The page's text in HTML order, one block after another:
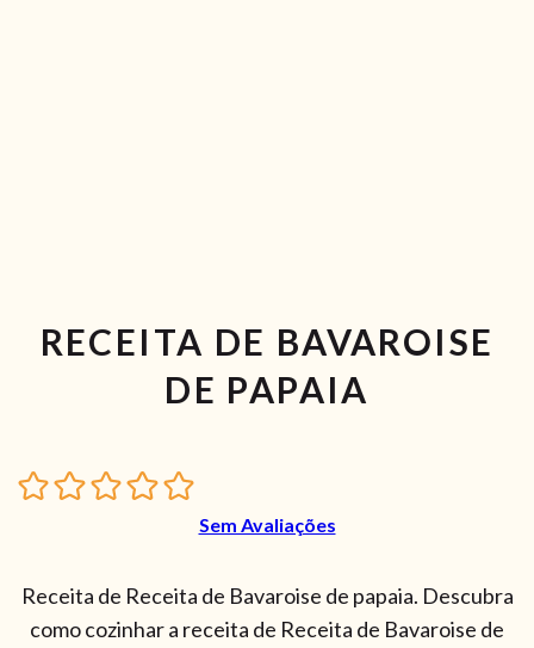
RECEITA DE BAVAROISE
DE PAPAIA
Sem Avaliações
Receita de Receita de Bavaroise de papaia. Descubra
como cozinhar a receita de Receita de Bavaroise de